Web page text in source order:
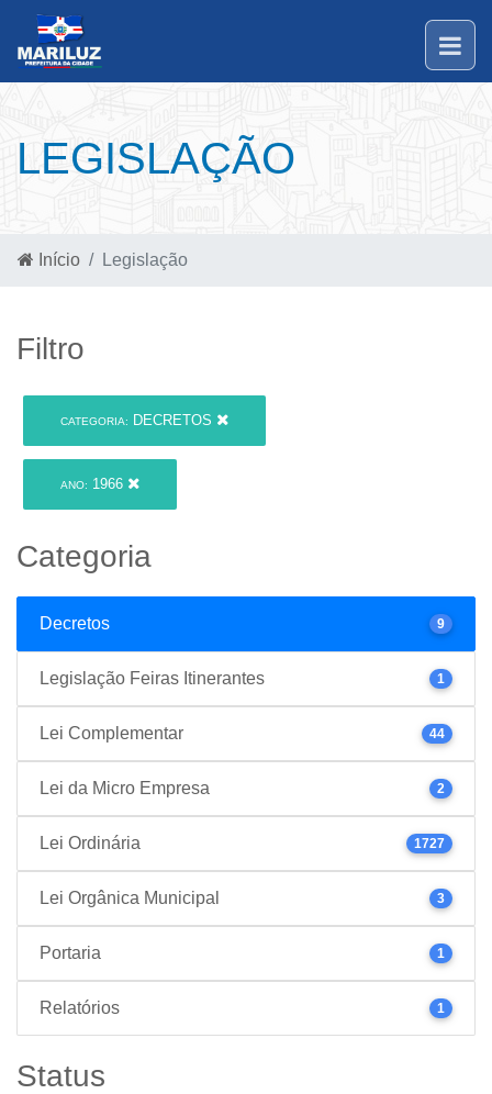
LEGISLAÇÃO
Início Legislação
Filtro
CATEGORIA: DECRETOS
ANO: 1966
Categoria
Decretos 9
Legislação Feiras Itinerantes 1
Lei Complementar 44
Lei da Micro Empresa 2
Lei Ordinária 1727
Lei Orgânica Municipal 3
Portaria 1
Relatórios 1
Status